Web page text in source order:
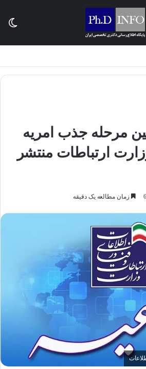
مرحله جذب امریه
ارتباطات منتشر
زمان مطالعه یک دقیقه